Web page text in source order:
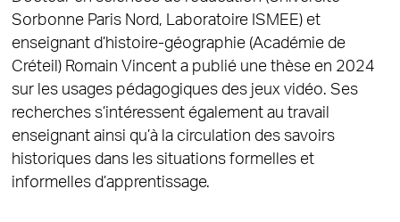
Sorbonne Paris Nord, Laboratoire ISMEE) et
enseignant d’histoire-géographie (Académie de
Créteil) Romain Vincent a publié une thèse en 2024
sur les usages pédagogiques des jeux vidéo. Ses
recherches s’intéressent également au travail
enseignant ainsi qu’à la circulation des savoirs
historiques dans les situations formelles et
informelles d’apprentissage.